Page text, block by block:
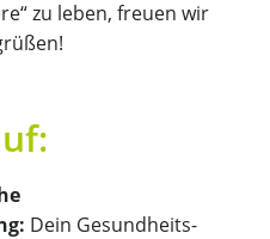
zu leben, freuen wir
Dein Gesundheits-